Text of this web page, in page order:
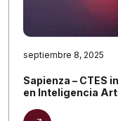
septiembre 8, 2025
Sapienza – CTES
en Inteligencia